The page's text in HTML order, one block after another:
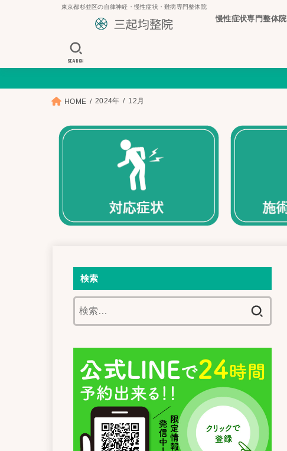
東京都杉並区の自律神経・慢性症状・難病専門整体院
慢性症状専門整体院
SEARCH
HOME 2024年 12月
検索